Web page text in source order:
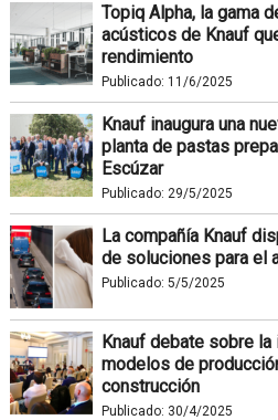
Topiq Alpha, la gama
acústicos de Knauf
rendimiento
Publicado: 11/6/2025
Knauf inaugura una
planta de pastas
Escúzar
Publicado: 29/5/2025
La compañía Knauf
de soluciones para el
Publicado: 5/5/2025
Knauf debate sobre
modelos de
construcción
Publicado: 30/4/2025